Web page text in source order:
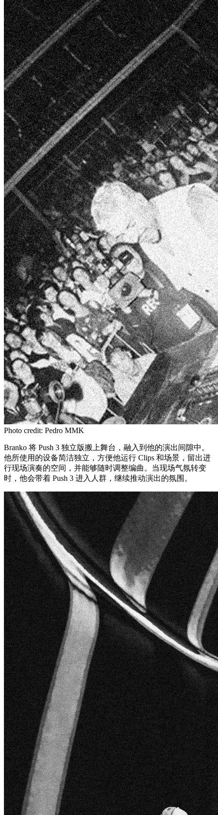
Photo credit: Pedro MMK
Branko 将 Push 3 独立版搬上舞台，融入到他的演出间隙中。
他所使用的设备简洁独立，方便他运行 Clips 和场景，留出进
行现场演奏的空间，并能够随时调整编曲。当现场气氛转变
时，他会带着 Push 3 进入人群，继续推动演出的氛围。